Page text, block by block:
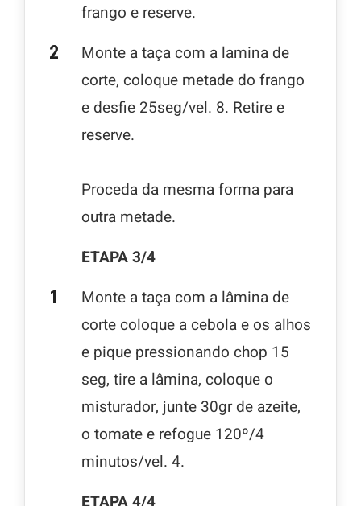
frango e reserve.
Monte a taça com a lamina de
corte, coloque metade do frango
e desfie 25seg/vel. 8. Retire e
reserve.
Proceda da mesma forma para
outra metade.
ETAPA 3/4
Monte a taça com a lâmina de
corte coloque a cebola e os alhos
e pique pressionando chop 15
seg, tire a lâmina, coloque o
misturador, junte 30gr de azeite,
o tomate e refogue 120º/4
minutos/vel. 4.